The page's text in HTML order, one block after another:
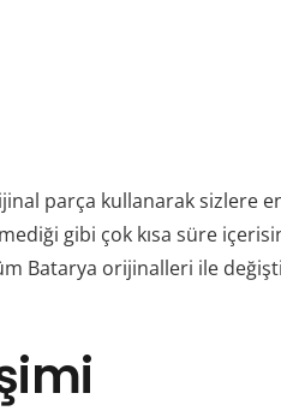
parça kullanarak sizlere
gibi çok kısa süre
Batarya orijinalleri ile